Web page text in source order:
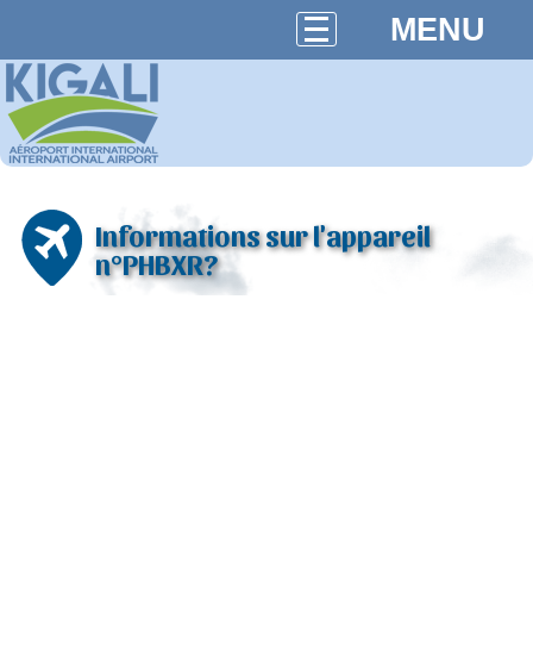
MENU
Informations sur l'appareil
n°PHBXR?